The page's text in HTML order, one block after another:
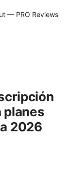
— PRO Reviews
planes
2026